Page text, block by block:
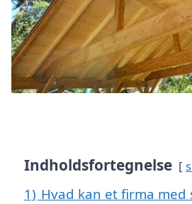
Indholdsfortegnelse
1) Hvad kan et firma med